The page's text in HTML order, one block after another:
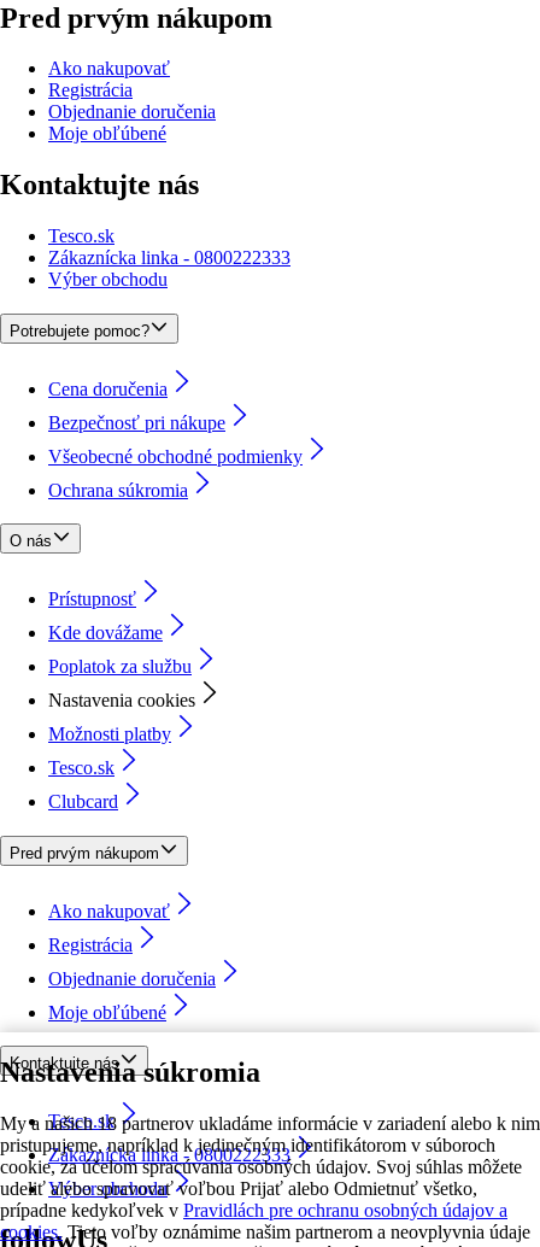
Nastavenia súkromia
My a našich 18 partnerov ukladáme informácie v zariadení alebo k nim
pristupujeme, napríklad k jedinečným identifikátorom v súboroch
cookie, za účelom spracúvania osobných údajov. Svoj súhlas môžete
udeliť alebo spravovať voľbou Prijať alebo Odmietnuť všetko,
prípadne kedykoľvek v Pravidlách pre ochranu osobných údajov a
cookies. Tieto voľby oznámime našim partnerom a neovplyvnia údaje
Pred prvým nákupom
Ako nakupovať
Registrácia
Objednanie doručenia
Moje obľúbené
Kontaktujte nás
Tesco.sk
Zákaznícka linka - 0800222333
Výber obchodu
Potrebujete pomoc?
Cena doručenia
Bezpečnosť pri nákupe
Všeobecné obchodné podmienky
Ochrana súkromia
O nás
Prístupnosť
Kde dovážame
Poplatok za službu
Nastavenia cookies
Možnosti platby
Tesco.sk
Clubcard
Pred prvým nákupom
Ako nakupovať
Registrácia
Objednanie doručenia
Moje obľúbené
Kontaktujte nás
Tesco.sk
Zákaznícka linka - 0800222333
Výber obchodu
followUs